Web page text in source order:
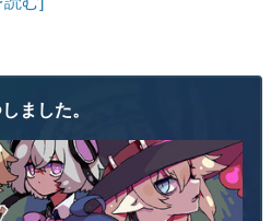
ました。